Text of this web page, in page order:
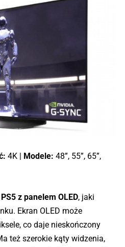
4K | Modele: 48”, 55”, 65”,
z panelem OLED, jaki
Ekran OLED może
co daje nieskończony
też szerokie kąty widzenia,